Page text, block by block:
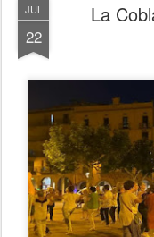
JUL
22
La